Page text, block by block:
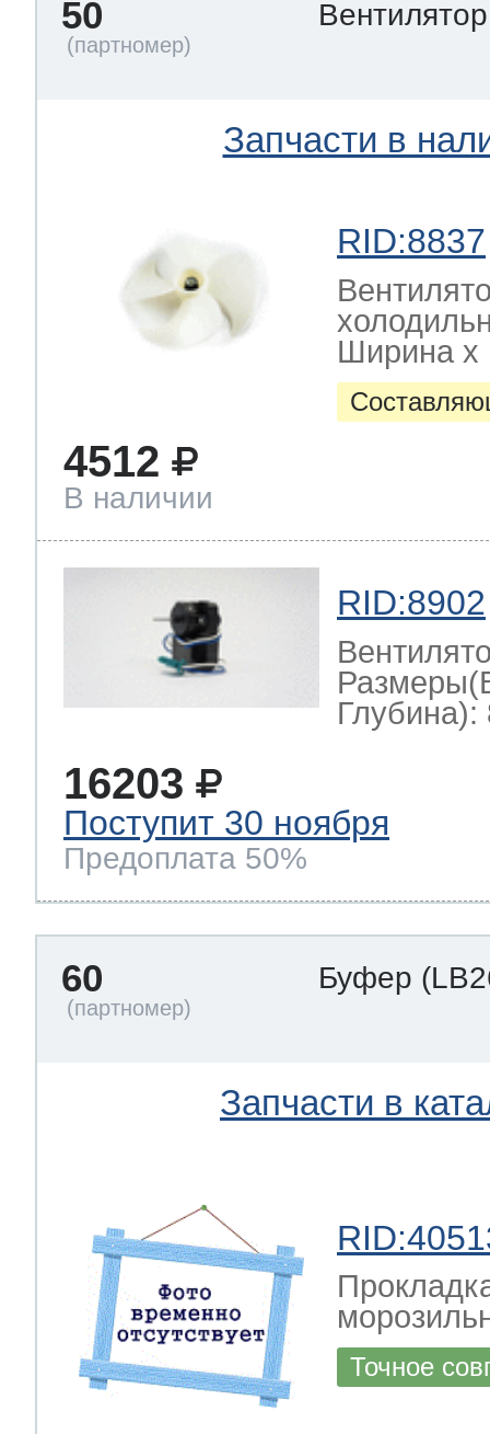
50
Запчасти в
RID:8837
Ширина х
4512
В наличии
RID:8902
Глубина):
16203
Поступит 30 ноября
Предоплата 50%
60 Буфер
Запчасти в
Точное